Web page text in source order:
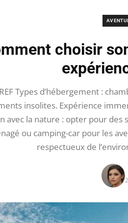
choisir
Types d’hébergement :
insolites. Expérience
avec la nature : opter pour
ou camping-car pour les
respectueux de